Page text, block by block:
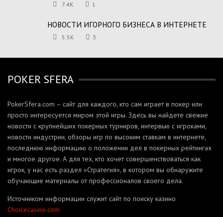
7.4K 1
НОВОСТИ ИГОРНОГО БИЗНЕСА В ИНТЕРНЕТЕ
5.5K 3
POKER SFERA
PokerSfera.com – сайт для каждого, кто сам играет в покер или
просто интересуется миром этой игры. Здесь вы найдете свежие
новости с крупнейших покерных турниров, интервью с игроками,
новости индустрии, обзоры игр по высоким ставкам в интернете,
последнюю информацию о положении дел в покерных рейтингах
и многое другое. А для тех, кто хочет совершенствоваться как
игрок, у нас есть раздел «Стратегия», в котором вы обнаружите
обучающие материалы от профессионалов своего дела.
Источником информации служит сайт по поиску казино
Сhoicecasino.com